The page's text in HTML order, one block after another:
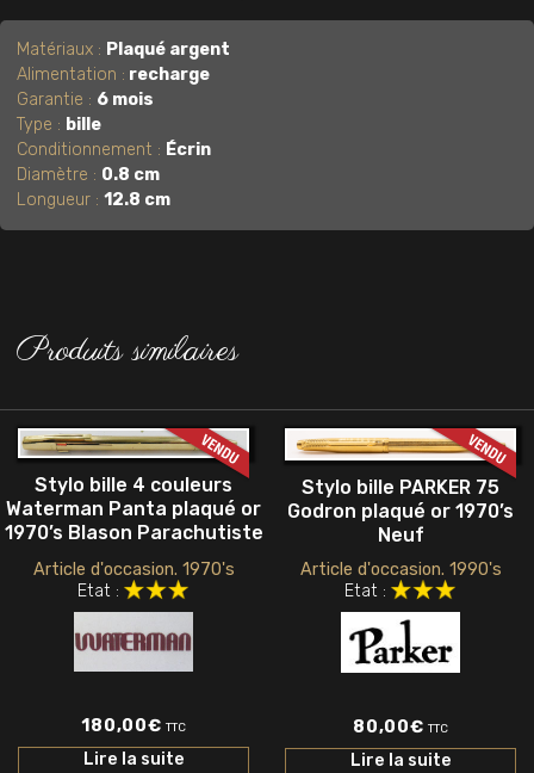
Matériaux : Plaqué argent
Alimentation : recharge
Garantie : 6 mois
Type : bille
Conditionnement : Écrin
Diamètre : 0.8 cm
Longueur :12.8 cm
Produits similaires
Stylo bille 4 couleurs
Waterman Panta plaqué or
1970’s Blason Parachutiste
Article d'occasion. 1970's
Etat :
180,00€ TTC
Lire la suite
Stylo bille PARKER 75
Godron plaqué or 1970’s
Neuf
Article d'occasion. 1990's
Etat :
80,00€ TTC
Lire la suite